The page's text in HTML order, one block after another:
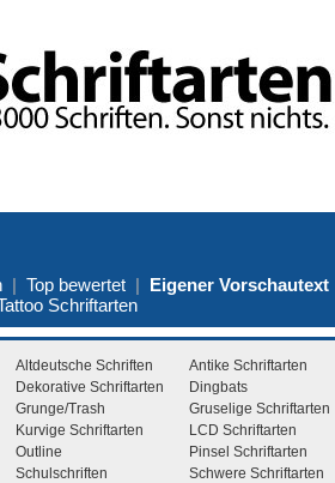
| Top bewertet | Eigener Vorschautext
Schriftarten
Altdeutsche Schriften
Antike Schriftarten
Dekorative Schriftarten
Dingbats
Grunge/Trash
Gruselige Schriftarten
Kurvige Schriftarten
LCD Schriftarten
Outline
Pinsel Schriftarten
Schulschriften
Schwere Schriftarten